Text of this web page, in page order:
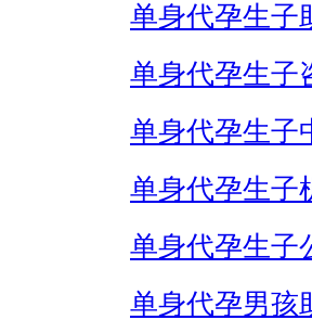
单身代孕生子
单身代孕生子
单身代孕生子
单身代孕生子
单身代孕生子
单身代孕男孩